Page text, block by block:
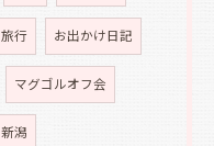
旅行 お出かけ日記
マグゴルオフ会
新潟